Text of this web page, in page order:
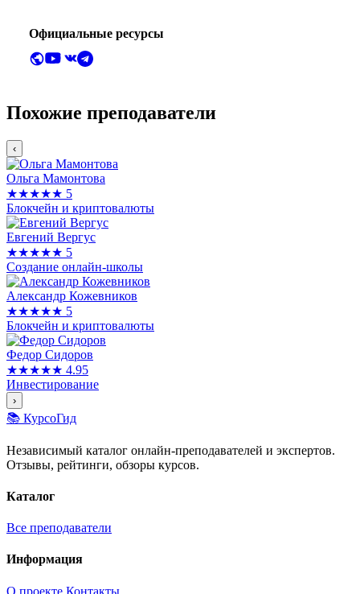
Официальные ресурсы
Похожие преподаватели
‹
Ольга Мамонтова
★★★★★ 5
Блокчейн и криптовалюты
Евгений Вергус
★★★★★ 5
Создание онлайн-школы
Александр Кожевников
★★★★★ 5
Блокчейн и криптовалюты
Федор Сидоров
★★★★★ 4.95
Инвестирование
›
📚 КурсоГид
Независимый каталог онлайн-преподавателей и экспертов.
Отзывы, рейтинги, обзоры курсов.
Каталог
Все преподаватели
Информация
О проекте Контакты